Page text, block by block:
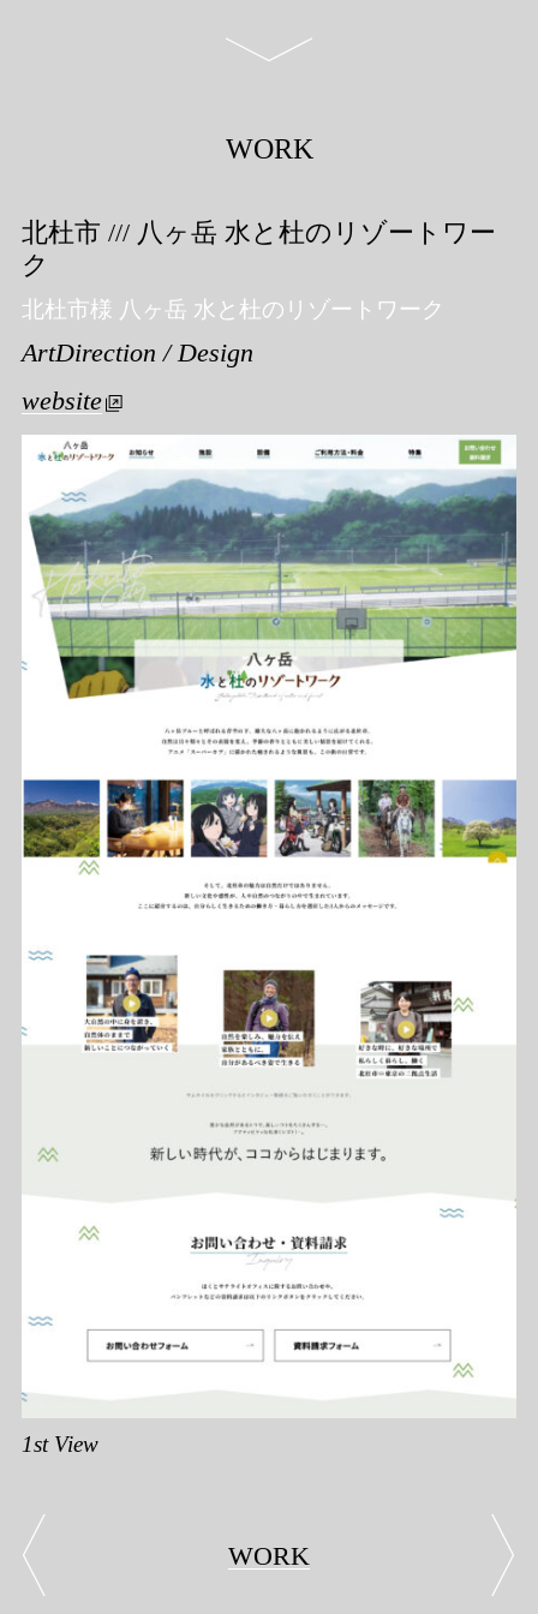
WORK
北杜市 /// 八ヶ岳 水と杜のリゾートワー
ク
北杜市様 八ヶ岳 水と杜のリゾートワーク
ArtDirection / Design
website
1st View
WORK